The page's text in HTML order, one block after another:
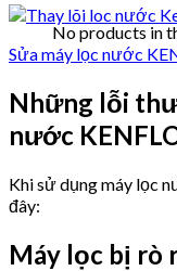
No products in
Sửa máy lọc nước
Những lỗi
nước
Khi sử dụng máy lọc
đây:
Máy lọc bị rò